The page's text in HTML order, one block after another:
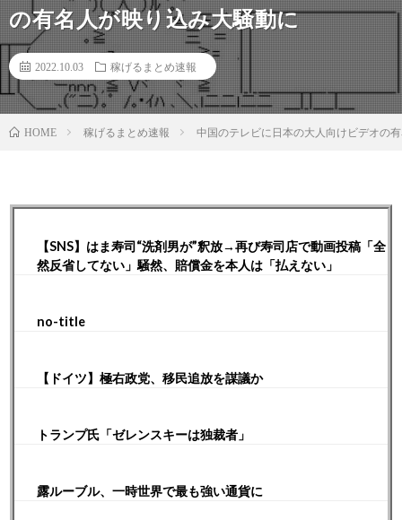
の有名人が映り込み大騒動に
2022.10.03 稼げるまとめ速報
HOME 稼げるまとめ速報 中国のテレビに日本の大人向けビデオの
【SNS】はま寿司“洗剤男が”釈放→再び寿司店で動画投稿「全
然反省してない」騒然、賠償金を本人は「払えない」
no-title
【ドイツ】極右政党、移民追放を謀議か
トランプ氏「ゼレンスキーは独裁者」
露ルーブル、一時世界で最も強い通貨に